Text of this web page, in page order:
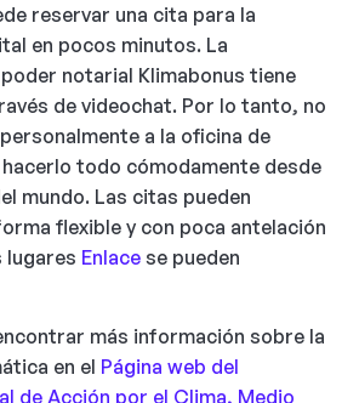
reservar una cita para la
en pocos minutos. La
notarial Klimabonus tiene
de videochat. Por lo tanto, no
a la oficina de
todo cómodamente desde
mundo. Las citas pueden
flexible y con poca antelación
lugares Enlace se pueden
más información sobre la
en el Página web del
de Acción por el Clima, Medio